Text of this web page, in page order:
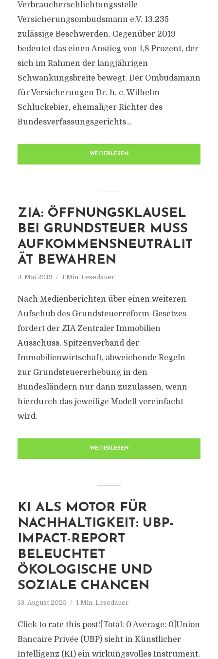
Verbraucherschlichtungsstelle
Versicherungsombudsmann e.V. 13.235
zulässige Beschwerden. Gegenüber 2019
bedeutet das einen Anstieg von 1,8 Prozent, der
sich im Rahmen der langjährigen
Schwankungsbreite bewegt. Der Ombudsmann
für Versicherungen Dr. h. c. Wilhelm
Schluckebier, ehemaliger Richter des
Bundesverfassungsgerichts...
WEITERLESEN
ZIA: ÖFFNUNGSKLAUSEL
BEI GRUNDSTEUER MUSS
AUFKOMMENSNEUTRALIT
ÄT BEWAHREN
3. Mai 2019 1 Min. Lesedauer
Nach Medienberichten über einen weiteren
Aufschub des Grundsteuerreform-Gesetzes
fordert der ZIA Zentraler Immobilien
Ausschuss, Spitzenverband der
Immobilienwirtschaft, abweichende Regeln
zur Grundsteuererhebung in den
Bundesländern nur dann zuzulassen, wenn
hierdurch das jeweilige Modell vereinfacht
wird.
WEITERLESEN
KI ALS MOTOR FÜR
NACHHALTIGKEIT: UBP-
IMPACT-REPORT
BELEUCHTET
ÖKOLOGISCHE UND
SOZIALE CHANCEN
13. August 2025 1 Min. Lesedauer
Click to rate this post![Total: 0 Average: 0]Union
Bancaire Privée (UBP) sieht in Künstlicher
Intelligenz (KI) ein wirkungsvolles Instrument,